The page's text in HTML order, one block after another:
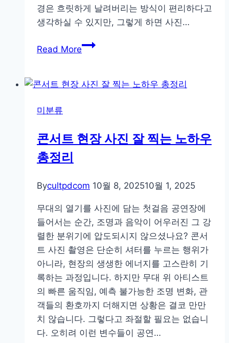
경은 흐릿하게 날려버리는 방식이 편리하다고
생각하실 수 있지만, 그렇게 하면 사진…
Read More인
배
연
게
화
시
키
는
사
진
촬
영
비
법
미분류
콘서트 현장 사진 잘 찍는 노하우
총정리
Bycultpdcom 10월 8, 202510월 1, 2025
무대의 열기를 사진에 담는 첫걸음 공연장에
들어서는 순간, 조명과 음악이 어우러진 그 강
렬한 분위기에 압도되시지 않으셨나요? 콘서
트 사진 촬영은 단순히 셔터를 누르는 행위가
아니라, 현장의 생생한 에너지를 고스란히 기
록하는 과정입니다. 하지만 무대 위 아티스트
의 빠른 움직임, 예측 불가능한 조명 변화, 관
객들의 환호까지 더해지면 상황은 결코 만만
치 않습니다. 그렇다고 좌절할 필요는 없습니
다. 오히려 이런 변수들이 공연…